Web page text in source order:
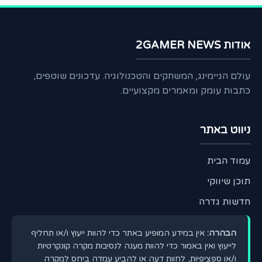
אודות 2GAMER NEWS
עולם הגיימינג, המשחקים והטכנולוגיה. עדכונים שוטפים,
כתבות עומק ומאמרים מקצועיים.
ניווט באתר
עמוד הבית
תוכן שיווקי
חדשות גדרה
הבהרה: אין במידע המופיע באתר כדי להוות ייעוץ ו/או תחליף
לייעוץ ואין באמור כדי להוות מענה לנסיבות מקרה קונקרטיות
ו/או ספציפיות, לחוות דעה או להביע עמדה ביחס למקרה